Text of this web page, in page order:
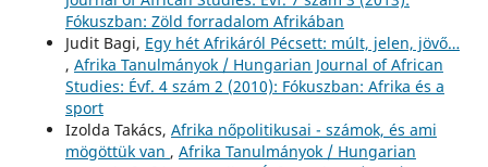
Fókuszban: Zöld forradalom Afrikában
Judit Bagi, Egy hét Afrikáról Pécsett: múlt, jelen, jövő…
, Afrika Tanulmányok / Hungarian Journal of African
Studies: Évf. 4 szám 2 (2010): Fókuszban: Afrika és a
sport
Izolda Takács, Afrika nőpolitikusai - számok, és ami
mögöttük van , Afrika Tanulmányok / Hungarian